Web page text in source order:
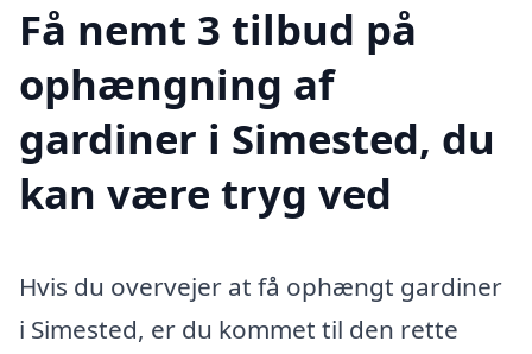
Få nemt 3 tilbud på
ophængning af
gardiner i Simested, du
kan være tryg ved
Hvis du overvejer at få ophængt gardiner
i Simested, er du kommet til den rette